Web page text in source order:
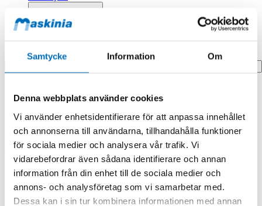
Samtycke Information Om
Denna webbplats använder cookies
Vi använder enhetsidentifierare för att anpassa innehållet
och annonserna till användarna, tillhandahålla funktioner
för sociala medier och analysera vår trafik. Vi
vidarebefordrar även sådana identifierare och annan
information från din enhet till de sociala medier och
annons- och analysföretag som vi samarbetar med.
Dessa kan i sin tur kombinera informationen med annan
Search
Hem
Produkten finns i följande kategorier:
Doosan/Develon
Pin;cutter